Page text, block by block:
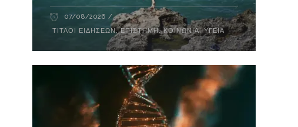
07/08/2026
ΤΊΤΛΟΙ ΕΙΔΉΣΕΩΝ,ΕΠΙΣΤΉΜΗ,ΚΟΙΝΩΝΙΑ,ΥΓΕΊΑ